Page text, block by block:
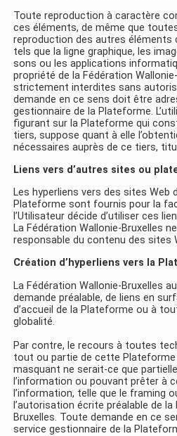
Toute reproduction à caractère
ces éléments, de même que
reproduction des autres
tels que la ligne graphique, les
sons ou les applications
propriété de la Fédération
strictement interdites sans
demande en ce sens doit être
gestionnaire de la Plateforme.
figurant sur la Plateforme qui
tiers, suppose quant à elle
nécessaires auprès de ce tiers,
Liens vers d’autres sites ou
Les hyperliens vers des sites Web
Plateforme sont fournis pour la
l’Utilisateur décide d’utiliser ces
La Fédération Wallonie-Bruxelles
responsable du contenu des sites
Création d’hyperliens vers la
La Fédération Wallonie-Bruxelles
demande préalable, de liens en
d’accueil de la Plateforme ou à
globalité.
Par contre, le recours à toutes
tout ou partie de cette
masquant ne serait-ce que
l’information ou pouvant prêter à
l’information, telle que le framing
l’autorisation écrite préalable de
Bruxelles. Toute demande en ce
service gestionnaire de la